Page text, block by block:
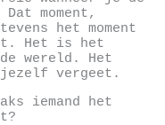
moment,
het moment
Het is het
wereld. Het
jezelf vergeet.
iemand het